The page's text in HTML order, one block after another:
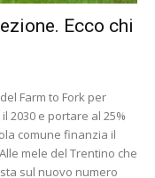
Ecco chi
Farm to Fork per
2030 e portare al 25%
comune finanzia il
mele del Trentino che
sul nuovo numero